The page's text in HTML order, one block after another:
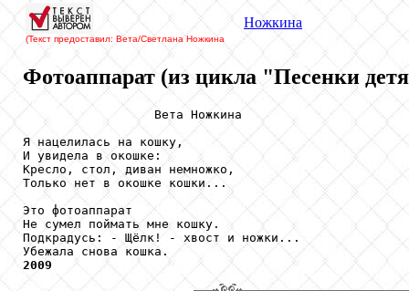
(Текст предоставил: Вета/Светлана Ножкина
Ножкина
Фотоаппарат (из цикла "Песенки
                  Вета Ножкина
Я нацелилась на кошку,
И увидела в окошке:
Кресло, стол, диван немножко,
Только нет в окошке кошки...
Это фотоаппарат
Не сумел поймать мне кошку.
Подкрадусь: - Щёлк! - хвост и ножки...
2009